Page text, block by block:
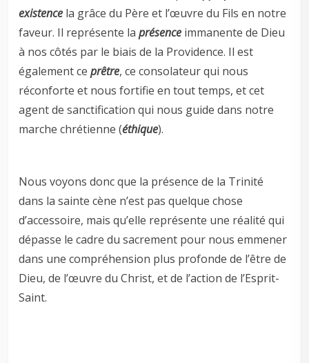
existence la grâce du Père et l’œuvre du Fils en notre
faveur. Il représente laprésence immanente de Dieu
à nos côtés par le biais de la Providence. Il est
également ceprêtre, ce consolateur qui nous
réconforte et nous fortifie en tout temps, et cet
agent de sanctification qui nous guide dans notre
marche chrétienne (éthique).
Nous voyons donc que la présence de la Trinité
dans la sainte cène n’est pas quelque chose
d’accessoire, mais qu’elle représente une réalité qui
dépasse le cadre du sacrement pour nous emmener
dans une compréhension plus profonde de l’être de
Dieu, de l’œuvre du Christ, et de l’action de l’Esprit-
Saint.